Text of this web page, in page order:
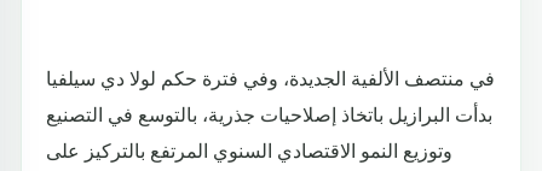
في منتصف الألفية الجديدة، وفي فترة حكم لولا دي سيلفيا
بدأت البرازيل باتخاذ إصلاحيات جذرية، بالتوسع في التصنيع
وتوزيع النمو الاقتصادي السنوي المرتفع بالتركيز على